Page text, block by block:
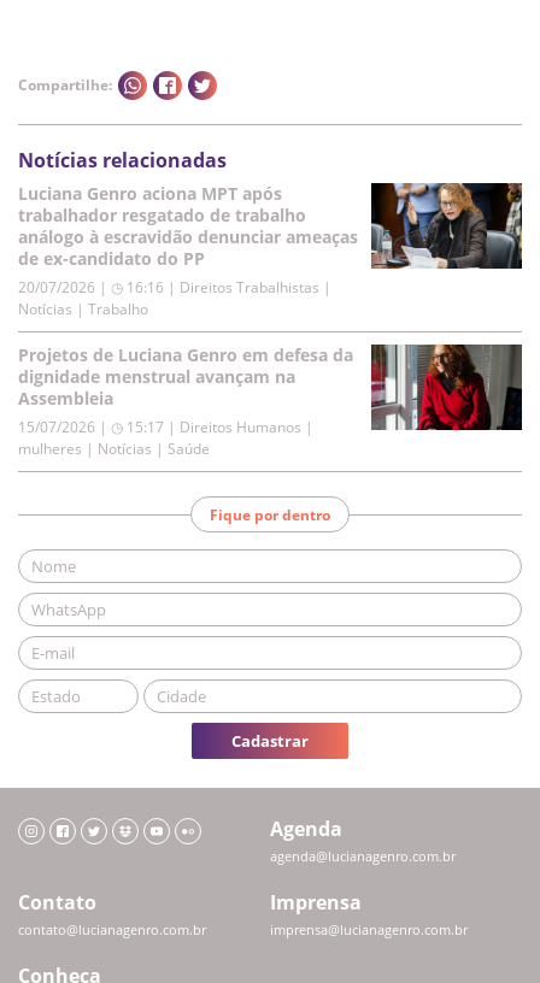
Compartilhe:
Notícias relacionadas
Luciana Genro aciona MPT após
trabalhador resgatado de trabalho
análogo à escravidão denunciar ameaças
de ex-candidato do PP
20/07/2026 | ◷ 16:16 | Direitos Trabalhistas |
Notícias | Trabalho
Projetos de Luciana Genro em defesa da
dignidade menstrual avançam na
Assembleia
15/07/2026 | ◷ 15:17 | Direitos Humanos |
mulheres | Notícias | Saúde
Fique por dentro
Cadastrar
Agenda
agenda@lucianagenro.com.br
Contato
contato@lucianagenro.com.br
Imprensa
imprensa@lucianagenro.com.br
Conheça